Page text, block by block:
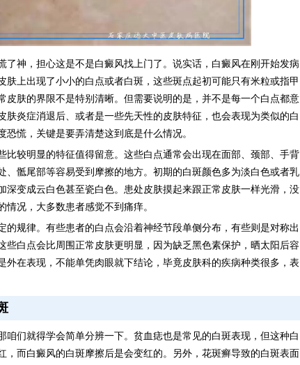
了神，担心这是不是白癜风找上门了。说实话，白癜风在刚开始发病
肤上出现了小小的白点或者白斑，这些斑点起初可能只有米粒或指甲
皮肤的界限不是特别清晰。但需要说明的是，并不是每一个白点都意
肤炎症消退后、或者是一些先天性的皮肤特征，也会表现为类似的白
慌，关键是要弄清楚这到底是什么情况。
比较明显的特征值得留意。这些白点通常会出现在面部、颈部、手背
、骶尾部等容易受到摩擦的地方。初期的白斑颜色多为淡白色或者乳
深变成云白色甚至瓷白色。患处皮肤摸起来跟正常皮肤一样光滑，没
况，大多数患者感觉不到痛痒。
的规律。有些患者的白点会沿着神经节段单侧分布，有些则是对称出
些白点会比周围正常皮肤更明显，因为缺乏黑色素保护，晒太阳后容
外在表现，不能单凭肉眼就下结论，毕竟皮肤科的疾病种类很多，表
咱们就得学会简单分辨一下。贫血痣也是常见的白斑表现，但这种白
，而白癜风的白斑摩擦后是会变红的。另外，花斑癣导致的白斑表面